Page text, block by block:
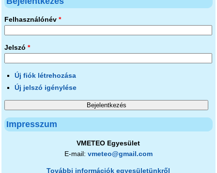
Felhasználónév *
Jelszó *
Új fiók létrehozása
Új jelszó igénylése
Impresszum
VMETEO Egyesület
E-mail: vmeteo@gmail.com
További információk egyesületünkről